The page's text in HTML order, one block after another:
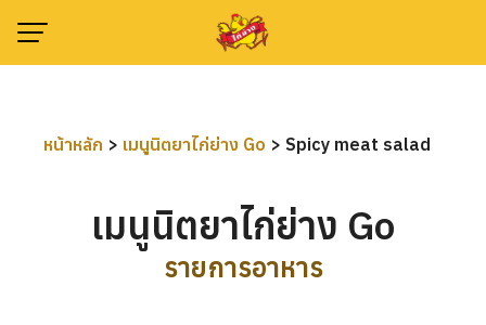
content
หน้าหลัก > เมนูนิตยาไก่ย่าง Go > Spicy meat salad
เมนูนิตยาไก่ย่าง Go
รายการอาหาร